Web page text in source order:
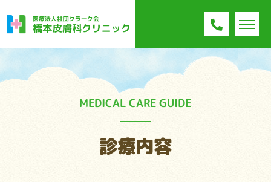
MEDICAL CARE GUIDE
診療内容